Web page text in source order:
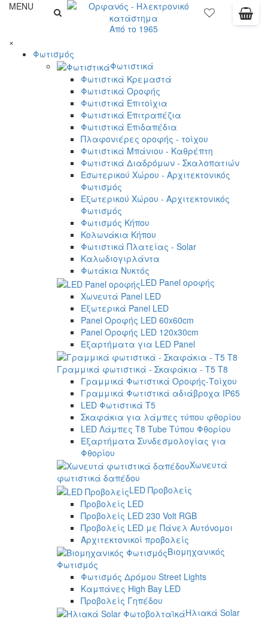
MENU
Από το 1965
×
Φωτισμός
Φωτιστικά
Φωτιστικά Κρεμαστά
Φωτιστικά Οροφής
Φωτιστικά Επιτοίχια
Φωτιστικά Επιτραπέζια
Φωτιστικά Επιδαπέδια
Πλαφονιέρες οροφής - τοίχου
Φωτιστικά Μπάνιου - Καθρέπτη
Φωτιστικά Διαδρόμων - Σκαλοπατιών
Εσωτερικού Χώρου - Αρχιτεκτονικός
Φωτισμός
Εξωτερικού Χώρου - Αρχιτεκτονικός
Φωτισμός
Φωτισμός Κήπου
Κολωνάκια Κήπου
Φωτιστικά Πλατείας - Solar
Καλωδιογιρλάντα
Φωτάκια Νυκτός
LED Panel οροφής
Χωνευτά Panel LED
Εξωτερικά Panel LED
Panel Οροφής LED 60x60cm
Panel Οροφής LED 120x30cm
Εξαρτήματα για LED Panel
Γραμμικά φωτιστικά - Σκαφάκια - Τ5 T8
Γραμμικά Φωτιστικά Οροφής-Τοίχου
Γραμμικά Φωτιστικά αδιάβροχα IP65
LED Φωτιστικά T5
Σκαφάκια για λάμπες τύπου φθορίου
LED Λάμπες T8 Tube Τύπου Φθορίου
Εξαρτήματα Συνδεσμολογίας για
Φθορίου
Χωνευτά
φωτιστικά δαπέδου
LED Προβολείς
Προβολείς LED
Προβολείς LED 230 Volt RGB
Προβολείς LED με Πάνελ Αυτόνομοι
Αρχιτεκτονικοί προβολείς
Βιομηχανικός
Φωτισμός
Φωτισμός Δρόμου Street Lights
Καμπάνες High Bay LED
Προβολείς Γηπέδου
Ηλιακά Solar